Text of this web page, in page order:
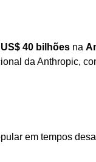
US$ 40 bilhões na
da Anthropic,
em tempos